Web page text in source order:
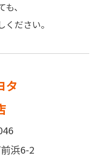
、
ださい。
タ
浜6-2